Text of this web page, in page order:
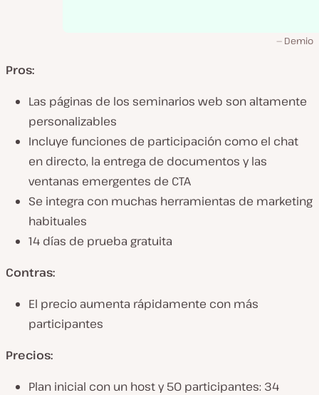
Demio
Pros:
Las páginas de los seminarios web son altamente
personalizables
Incluye funciones de participación como el chat
en directo, la entrega de documentos y las
ventanas emergentes de CTA
Se integra con muchas herramientas de marketing
habituales
14 días de prueba gratuita
Contras:
El precio aumenta rápidamente con más
participantes
Precios:
Plan inicial con un host y 50 participantes: 34